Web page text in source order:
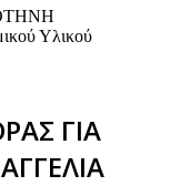
Υλικού
ΓΙΑ